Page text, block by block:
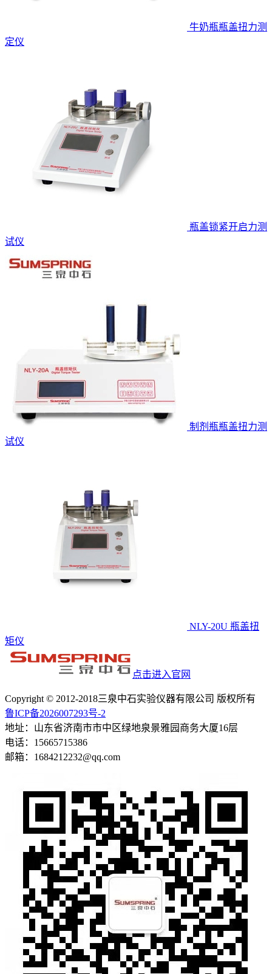
牛奶瓶瓶盖扭力测
定仪
瓶盖锁紧开启力测
试仪
制剂瓶瓶盖扭力测
试仪
NLY-20U 瓶盖扭
矩仪
点击进入官网
Copyright © 2012-2018三泉中石实验仪器有限公司 版权所有
鲁ICP备2026007293号-2
地址：山东省济南市市中区绿地泉景雅园商务大厦16层
电话：15665715386
邮箱：1684212232@qq.com